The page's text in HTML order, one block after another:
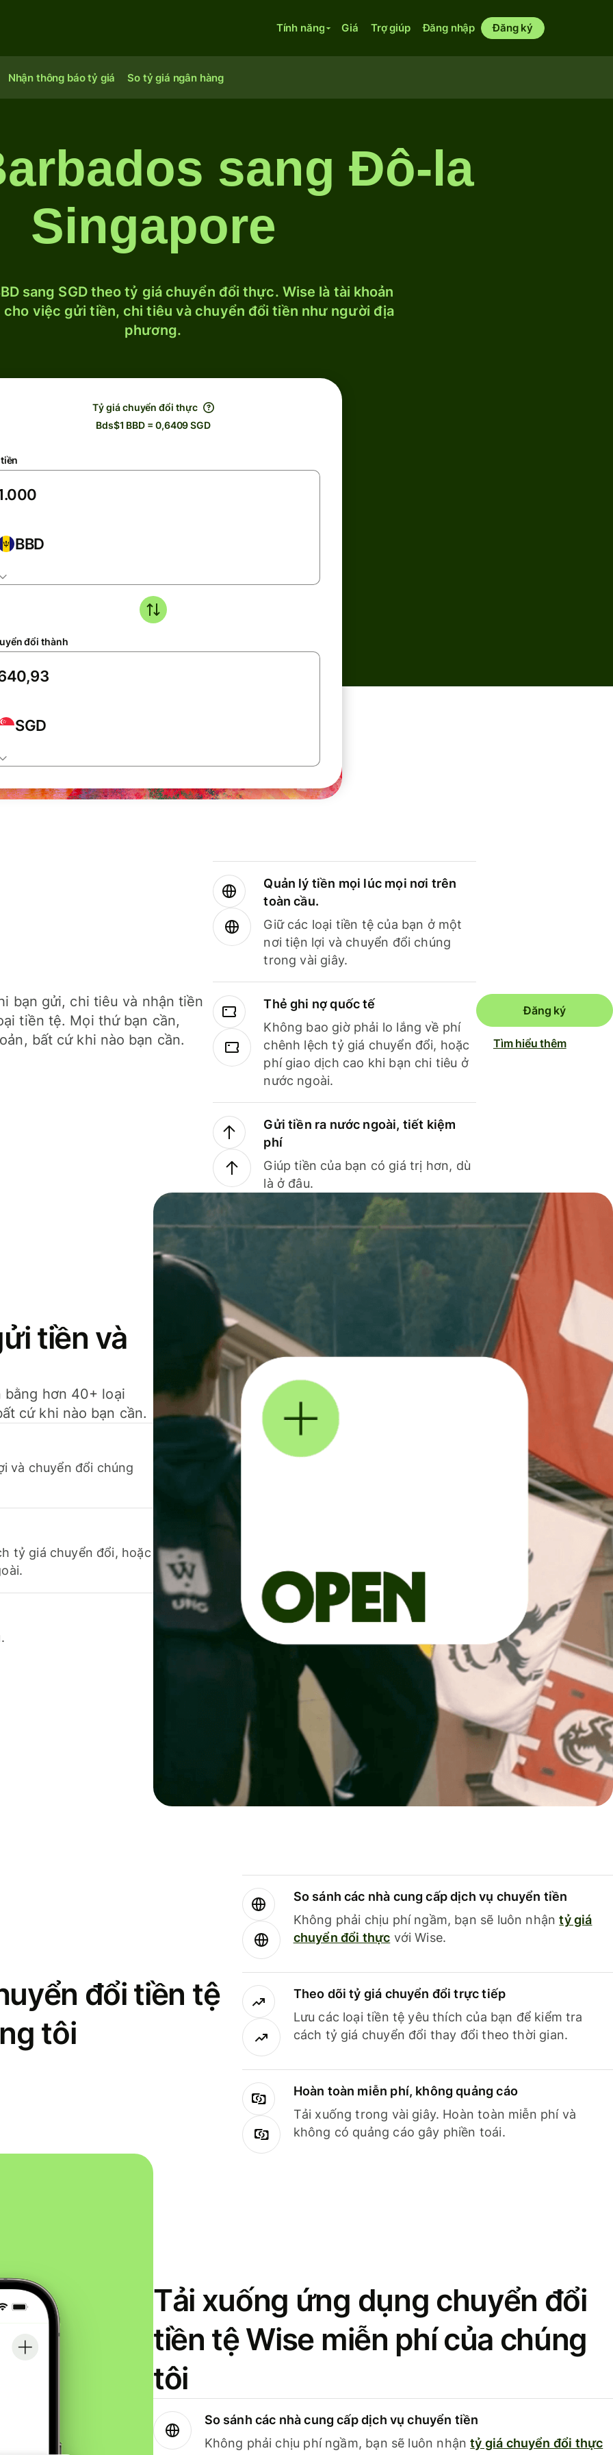
Tính năng Giá Trợ giúp Đăng nhập Đăng ký
Nhận thông báo tỷ giá So tỷ giá ngân hàng
sang Đô-la
Singapore
sang SGD theo tỷ giá chuyển đổi thực. Wise là tài khoản
việc gửi tiền, chi tiêu và chuyển đổi tiền như người địa
phương.
Tỷ giá chuyển đổi thực
Bds$1 BBD = 0,6409 SGD
BBD
đổi thành
SGD
bạn gửi, chi tiêu và nhận tiền
tiền tệ. Mọi thứ bạn cần,
bất cứ khi nào bạn cần.
Quản lý tiền mọi lúc mọi nơi trên
toàn cầu.
Giữ các loại tiền tệ của bạn ở một
nơi tiện lợi và chuyển đổi chúng
trong vài giây.
Thẻ ghi nợ quốc tế
Không bao giờ phải lo lắng về phí
chênh lệch tỷ giá chuyển đổi, hoặc
phí giao dịch cao khi bạn chi tiêu ở
nước ngoài.
Gửi tiền ra nước ngoài, tiết kiệm
phí
Giúp tiền của bạn có giá trị hơn, dù
là ở đâu.
Đăng ký
Tìm hiểu thêm
tiền và
hơn 40+ loại
cứ khi nào bạn cần.
và chuyển đổi chúng
tỷ giá chuyển đổi, hoặc
đổi tiền tệ
tôi
So sánh các nhà cung cấp dịch vụ chuyển tiền
Không phải chịu phí ngầm, bạn sẽ luôn nhậntỷ giá
chuyển đổi thực với Wise.
Theo dõi tỷ giá chuyển đổi trực tiếp
Lưu các loại tiền tệ yêu thích của bạn để kiểm tra
cách tỷ giá chuyển đổi thay đổi theo thời gian.
Hoàn toàn miễn phí, không quảng cáo
Tải xuống trong vài giây. Hoàn toàn miễn phí và
không có quảng cáo gây phiền toái.
Tải xuống ứng dụng chuyển đổi
tiền tệ Wise miễn phí của chúng
tôi
So sánh các nhà cung cấp dịch vụ chuyển tiền
Không phải chịu phí ngầm, bạn sẽ luôn nhậntỷ giá chuyển đổi thực